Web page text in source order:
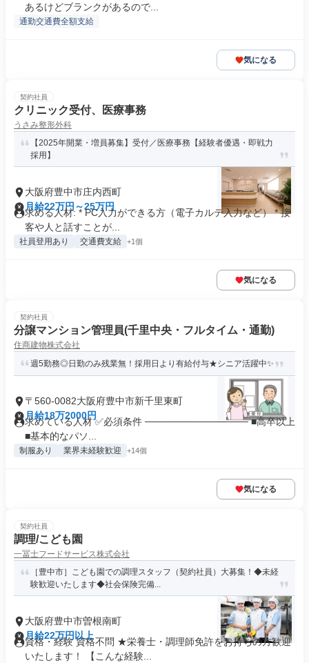
あるけどブランクがあるので...
通勤交通費全額支給
気になる
契約社員
クリニック受付、医療事務
うさみ整形外科
【2025年開業・増員募集】受付／医療事務【経験者優遇・即戦力
採用】
大阪府豊中市庄内西町
月給22万円～25万円
求める人材: * PC入力ができる方（電子カルテ入力など） * 接
客や人と話すことが...
社員登用あり 交通費支給 +1個
気になる
契約社員
分譲マンション管理員(千里中央・フルタイム・通勤)
住商建物株式会社
週5勤務◎日勤のみ残業無！採用日より有給付与★シニア活躍中✨
〒560-0082大阪府豊中市新千里東町
月給18万2000円
求めている人材 ✅必須条件 ─────────────── ■高卒以上
■基本的なパソ...
制服あり 業界未経験歓迎 +14個
気になる
契約社員
調理/こども園
一冨士フードサービス株式会社
［豊中市］こども園での調理スタッフ（契約社員）大募集！◆未経
験歓迎いたします◆社会保険完備...
大阪府豊中市曽根南町
月給22万円以上
資格・経験 資格不問 ★栄養士・調理師免許をお持ちの方歓迎
いたします！ 【こんな経験...